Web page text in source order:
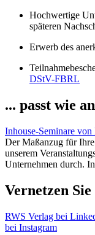
Hochwertige
späteren
Erwerb des
DStV-FBRL
... passt wie
Inhouse-Seminare von
Der Maßanzug für
unserem
Unternehmen durch.
Vernetzen
RWS Verlag bei
bei Instagram